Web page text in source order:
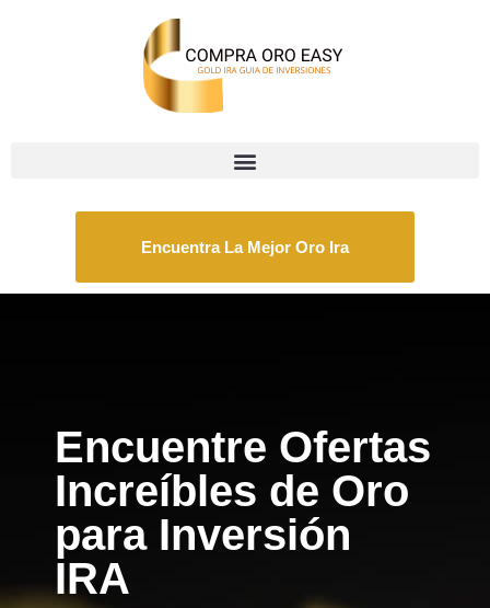
Encuentra La Mejor Oro Ira
Encuentre Ofertas
Increíbles de Oro
para Inversión
IRA